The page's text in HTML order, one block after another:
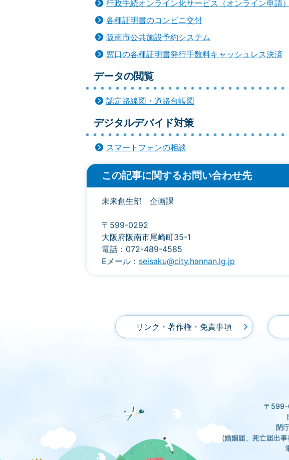
行政手続オンライン化サービス（オンライン申請）
各種証明書のコンビニ交付
阪南市公共施設予約システム
窓口の各種証明書発行手数料キャッシュレス決済
データの閲覧
認定路線図・道路台帳図
デジタルデバイド対策
スマートフォンの相談
この記事に関するお問い合わせ先
未来創生部 企画課
〒599-0292
大阪府阪南市尾崎町35-1
電話：072-489-4585
Eメール： seisaku@city.hannan.lg.jp
リンク・著作権・免責事項
〒599-
閉
(婚姻届、死亡届出